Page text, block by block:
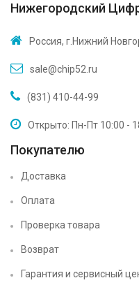
Нижегородский
Россия, г.Нижний
sale@chip52.ru
(831) 410-44-99
Открыто: Пн-Пт 10:00 -
Покупателю
Доставка
Оплата
Проверка товара
Возврат
Гарантия и сервисный